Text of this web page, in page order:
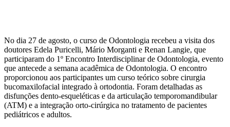
No dia 27 de agosto, o curso de Odontologia recebeu a visita dos
doutores Edela Puricelli, Mário Morganti e Renan Langie, que
participaram do 1º Encontro Interdisciplinar de Odontologia, evento
que antecede a semana acadêmica de Odontologia. O encontro
proporcionou aos participantes um curso teórico sobre cirurgia
bucomaxilofacial integrado à ortodontia. Foram detalhadas as
disfunções dento-esqueléticas e da articulação temporomandibular
(ATM) e a integração orto-cirúrgica no tratamento de pacientes
pediátricos e adultos.